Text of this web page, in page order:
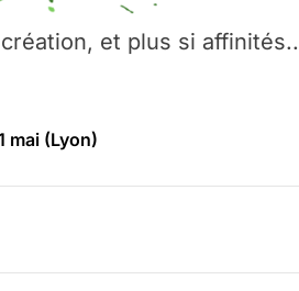
et plus si
(Haute-Savoie)
mai (Lyon)
(Vaulx-en-Velin)